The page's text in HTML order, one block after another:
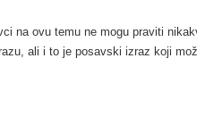
na ovu temu ne mogu praviti
ali i to je posavski izraz koji